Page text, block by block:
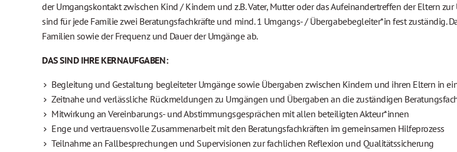
der Umgangskontakt zwischen Kind / Kindern und z.B. Vater, Mutter oder das Aufeinandertreffen der Eltern
sind für jede Familie zwei Beratungsfachkräfte und mind. 1 Umgangs- / Übergabebegleiter*in fest zuständig.
Familien sowie der Frequenz und Dauer der Umgänge ab.
DAS SIND IHRE KERNAUFGABEN:
Begleitung und Gestaltung begleiteter Umgänge sowie Übergaben zwischen Kindern und ihren Eltern in
Zeitnahe und verlässliche Rückmeldungen zu Umgängen und Übergaben an die zuständigen
Mitwirkung an Vereinbarungs- und Abstimmungsgesprächen mit allen beteiligten Akteur*innen
Enge und vertrauensvolle Zusammenarbeit mit den Beratungsfachkräften im gemeinsamen Hilfeprozess
Teilnahme an Fallbesprechungen und Supervisionen zur fachlichen Reflexion und Qualitätssicherung